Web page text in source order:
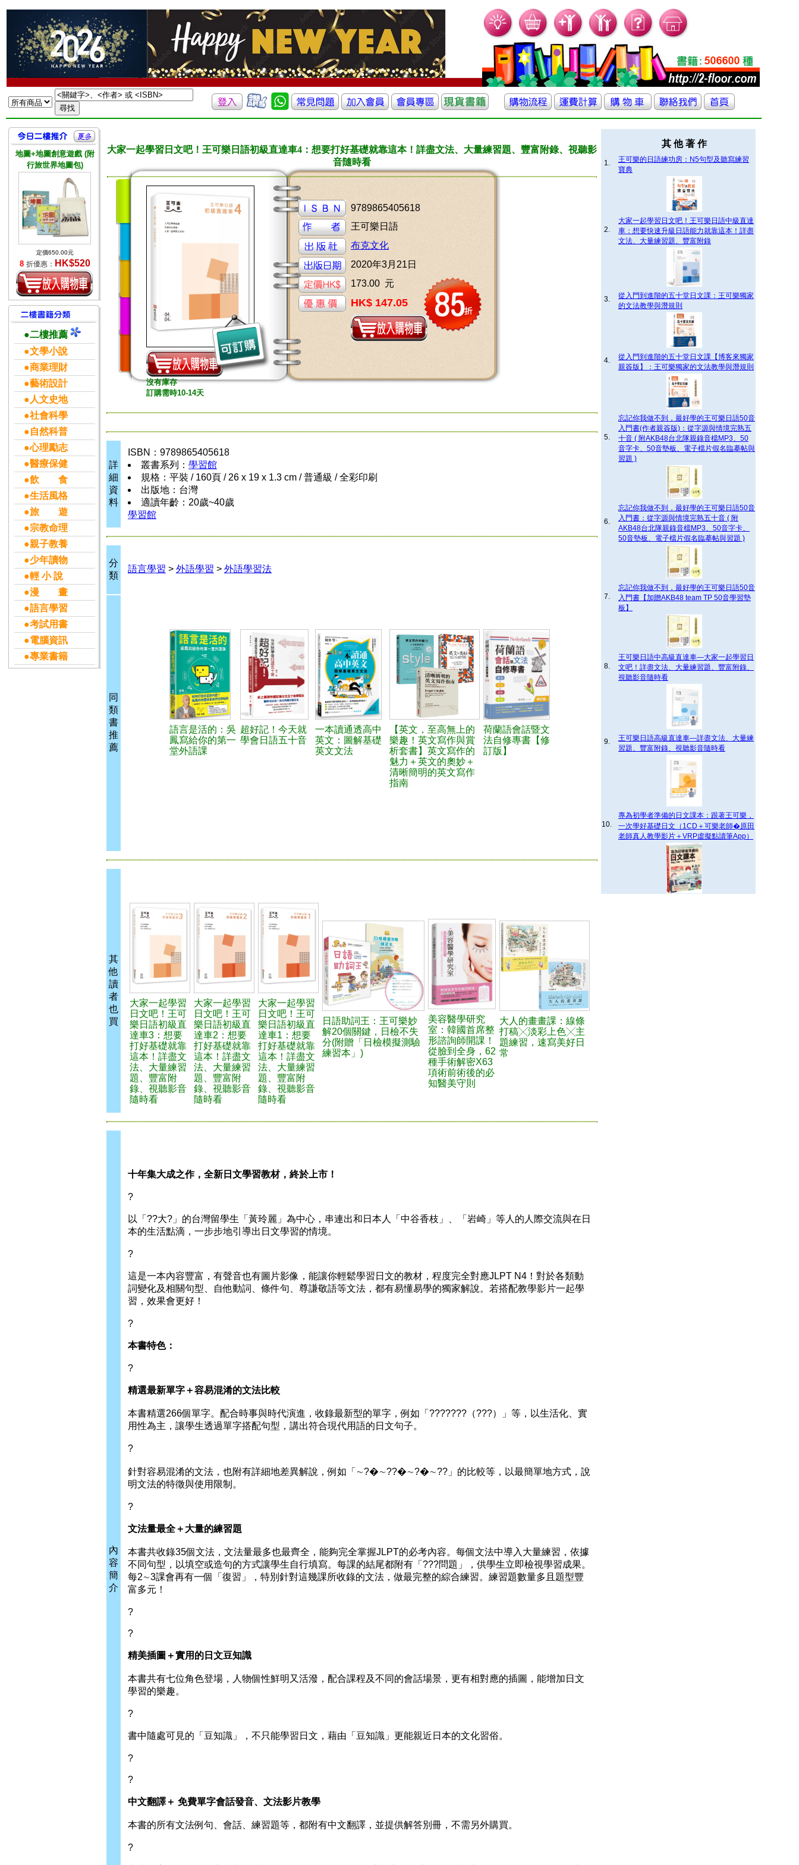
地圖+地圖創意遊戲 (附
行旅世界地圖包)
定價650.00元
8 折優惠： HK$520
●二樓推薦
●文學小說
●商業理財
●藝術設計
●人文史地
●社會科學
●自然科普
●心理勵志
●醫療保健
●飲 食
●生活風格
●旅 遊
●宗教命理
●親子教養
●少年讀物
●輕 小 說
●漫 畫
●語言學習
●考試用書
●電腦資訊
●專業書籍
大家一起學習日文吧！王可樂日語初級直達車4：想要打好基礎就靠這本！詳盡文法、大量練習題、豐富附錄、視聽影
音隨時看
沒有庫存
訂購需時10-14天
9789865405618
王可樂日語
布克文化
2020年3月21日
173.00 元
HK$ 147.05
詳
細
資
料
ISBN：9789865405618
叢書系列： 學習館
規格：平裝 / 160頁 / 26 x 19 x 1.3 cm / 普通級 / 全彩印刷
出版地：台灣
適讀年齡：20歲~40歲
學習館
分
類
語言學習 > 外語學習 > 外語學習法
同
類
書
推
薦
語言是活的：吳
鳳寫給你的第一
堂外語課
超好記！今天就
學會日語五十音
一本讀通透高中
英文：圖解基礎
英文文法
【英文，至高無上的
樂趣！英文寫作與賞
析套書】英文寫作的
魅力＋英文的奧妙＋
清晰簡明的英文寫作
指南
荷蘭語會話暨文
法自修專書【修
訂版】
其
他
讀
者
也
買
大家一起學習
日文吧！王可
樂日語初級直
達車3：想要
打好基礎就靠
這本！詳盡文
法、大量練習
題、豐富附
錄、視聽影音
隨時看
大家一起學習
日文吧！王可
樂日語初級直
達車2：想要
打好基礎就靠
這本！詳盡文
法、大量練習
題、豐富附
錄、視聽影音
隨時看
大家一起學習
日文吧！王可
樂日語初級直
達車1：想要
打好基礎就靠
這本！詳盡文
法、大量練習
題、豐富附
錄、視聽影音
隨時看
日語助詞王：王可樂妙
解20個關鍵，日檢不失
分(附贈「日檢模擬測驗
練習本」)
美容醫學研究
室：韓國首席整
形諮詢師開課！
從臉到全身，62
種手術解密X63
項術前術後的必
知醫美守則
大人的畫畫課：線條
打稿╳淡彩上色╳主
題練習，速寫美好日
常
內
容
簡
介
十年集大成之作，全新日文學習教材，終於上市！
?
以「??大?」的台灣留學生「黃玲麗」為中心，串連出和日本人「中谷香枝」、「岩崎」等人的人際交流與在日
本的生活點滴，一步步地引導出日文學習的情境。
?
這是一本內容豐富，有聲音也有圖片影像，能讓你輕鬆學習日文的教材，程度完全對應JLPT N4！對於各類動
詞變化及相關句型、自他動詞、條件句、尊謙敬語等文法，都有易懂易學的獨家解說。若搭配教學影片一起學
習，效果會更好！
?
本書特色：
?
精選最新單字＋容易混淆的文法比較
本書精選266個單字。配合時事與時代演進，收錄最新型的單字，例如「???????（???）」等，以生活化、實
用性為主，讓學生透過單字搭配句型，講出符合現代用語的日文句子。
?
針對容易混淆的文法，也附有詳細地差異解說，例如「∼?�∼??�∼?�∼??」的比較等，以最簡單地方式，說
明文法的特徵與使用限制。
?
文法量最全＋大量的練習題
本書共收錄35個文法，文法量最多也最齊全，能夠完全掌握JLPT的必考內容。每個文法中導入大量練習，依據
不同句型，以填空或造句的方式讓學生自行填寫。每課的結尾都附有「???問題」，供學生立即檢視學習成果。
每2∼3課會再有一個「復習」，特別針對這幾課所收錄的文法，做最完整的綜合練習。練習題數量多且題型豐
富多元！
?
?
精美插圖＋實用的日文豆知識
本書共有七位角色登場，人物個性鮮明又活潑，配合課程及不同的會話場景，更有相對應的插圖，能增加日文
學習的樂趣。
?
書中隨處可見的「豆知識」，不只能學習日文，藉由「豆知識」更能親近日本的文化習俗。
?
?
中文翻譯＋ 免費單字會話發音、文法影片教學
本書的所有文法例句、會話、練習題等，都附有中文翻譯，並提供解答別冊，不需另外購買。
?
其 他 著 作
1.
王可樂的日語練功房：N5句型及聽寫練習
寶典
2.
大家一起學習日文吧！王可樂日語中級直達
車：想要快速升級日語能力就靠這本！詳盡
文法、大量練習題、豐富附錄
3.
從入門到進階的五十堂日文課：王可樂獨家
的文法教學與潛規則
4.
從入門到進階的五十堂日文課【博客來獨家
親簽版】：王可樂獨家的文法教學與潛規則
5.
忘記你我做不到，最好學的王可樂日語50音
入門書(作者親簽版)：從字源與情境完熟五
十音 ( 附AKB48台北隊親錄音檔MP3、50
音字卡、50音墊板、電子檔片假名臨摹帖與
習題 )
6.
忘記你我做不到，最好學的王可樂日語50音
入門書：從字源與情境完熟五十音 ( 附
AKB48台北隊親錄音檔MP3、50音字卡、
50音墊板、電子檔片假名臨摹帖與習題 )
7.
忘記你我做不到，最好學的王可樂日語50音
入門書【加贈AKB48 team TP 50音學習墊
板】
8.
王可樂日語中高級直達車—大家一起學習日
文吧！詳盡文法、大量練習題、豐富附錄、
視聽影音隨時看
9.
王可樂日語高級直達車—詳盡文法、大量練
習題、豐富附錄、視聽影音隨時看
10.
專為初學者準備的日文課本：跟著王可樂，
一次學好基礎日文（1CD＋可樂老師�原田
老師真人教學影片＋VRP虛擬點讀筆App）